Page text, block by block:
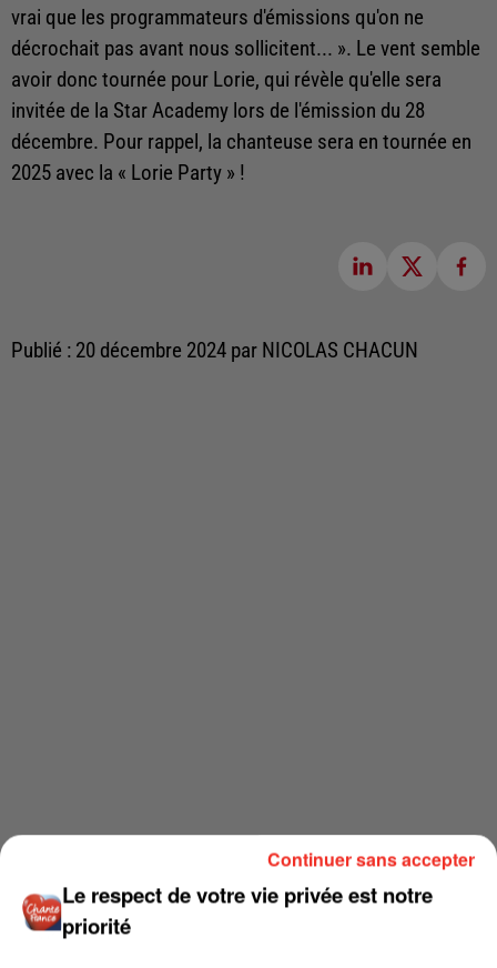
vrai que les programmateurs d'émissions qu'on ne
décrochait pas avant nous sollicitent... ». Le vent semble
avoir donc tournée pour Lorie, qui révèle qu'elle sera
invitée de la Star Academy lors de l'émission du 28
décembre. Pour rappel, la chanteuse sera en tournée en
2025 avec la « Lorie Party » !
Publié : 20 décembre 2024 par NICOLAS CHACUN
Le respect de votre vie privée est notre
priorité
Continuer sans accepter